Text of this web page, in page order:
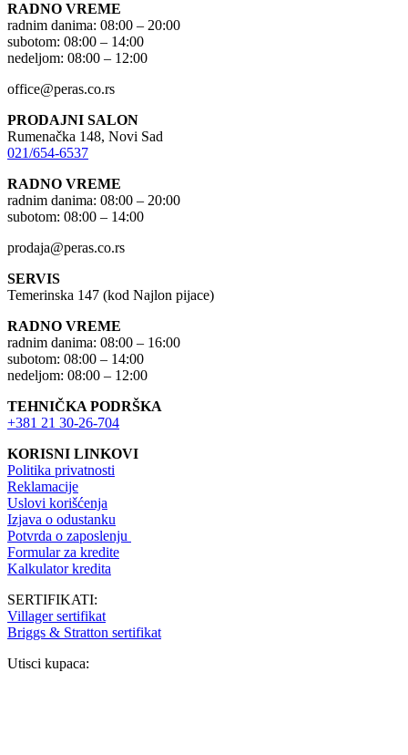
RADNO VREME
radnim danima: 08:00 – 20:00
subotom: 08:00 – 14:00
nedeljom: 08:00 – 12:00
office@peras.co.rs
PRODAJNI SALON
Rumenačka 148, Novi Sad
021/654-6537
RADNO VREME
radnim danima: 08:00 – 20:00
subotom: 08:00 – 14:00
prodaja@peras.co.rs
SERVIS
Temerinska 147 (kod Najlon pijace)
RADNO VREME
radnim danima: 08:00 – 16:00
subotom: 08:00 – 14:00
nedeljom: 08:00 – 12:00
TEHNIČKA PODRŠKA
+381 21 30-26-704
KORISNI LINKOVI
Politika privatnosti
Reklamacije
Uslovi korišćenja
Izjava o odustanku
Potvrda o zaposlenju
Formular za kredite
Kalkulator kredita
SERTIFIKATI:
Villager sertifikat
Briggs & Stratton sertifikat
Utisci kupaca: